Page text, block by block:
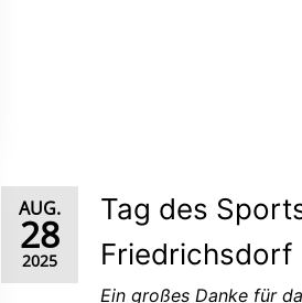
AUG.
28
2025
Tag des
Friedrichsdorf
Ein großes Danke für